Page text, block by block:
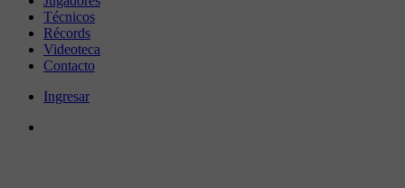
Técnicos
Récords
Videoteca
Contacto
Ingresar